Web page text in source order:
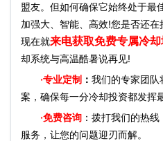
盟友。但如何确保它始终处于最
加强大、智能、高效!您是否还
现在就来电获取免费专属冷
却系统与高温酷暑说再见!
·专业定制 ： 我们的专家团队
案，确保每一分冷却投资都发挥
·免费咨询 ：拨打我们的热
服务，让您的问题迎刃而解。